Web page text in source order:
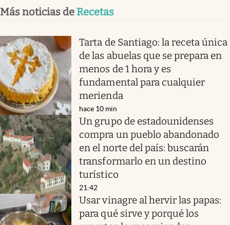
Más noticias de Recetas
Tarta de Santiago: la receta única
de las abuelas que se prepara en
menos de 1 hora y es
fundamental para cualquier
merienda
hace 10 min
Un grupo de estadounidenses
compra un pueblo abandonado
en el norte del país: buscarán
transformarlo en un destino
turístico
21:42
Usar vinagre al hervir las papas:
para qué sirve y porqué los